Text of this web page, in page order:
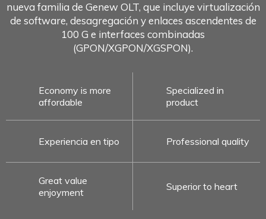
nueva familia de Genew OLT, que incluye virtualización
de software, desagregación y enlaces ascendentes de
100 G e interfaces combinadas
(GPON/XGPON/XGSPON).
Economy is more
affordable
Specialized in
product
Experiencia en tipo Professional quality
Great value
enjoyment
Superior to heart